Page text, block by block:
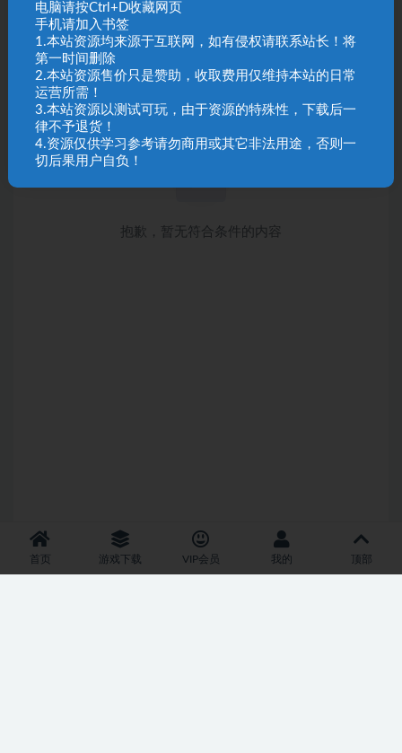
抱歉，暂无符合条件的内容
首页 游戏下载 VIP会员 我的 顶部
电脑请按Ctrl+D收藏网页
手机请加入书签
1.本站资源均来源于互联网，如有侵权请联系站长！将
第一时间删除
2.本站资源售价只是赞助，收取费用仅维持本站的日常
运营所需！
3.本站资源以测试可玩，由于资源的特殊性，下载后一
律不予退货！
4.资源仅供学习参考请勿商用或其它非法用途，否则一
切后果用户自负！